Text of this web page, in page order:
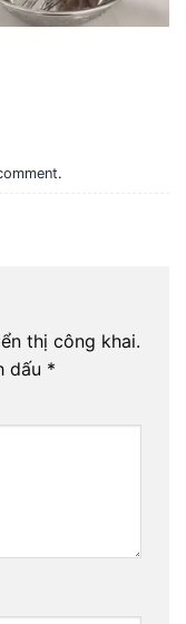
.
thị công khai.
dấu *